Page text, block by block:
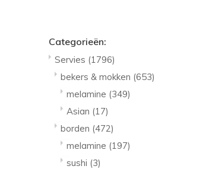
Categorieën:
Servies (1796)
bekers & mokken (653)
melamine (349)
Asian (17)
borden (472)
melamine (197)
sushi (3)